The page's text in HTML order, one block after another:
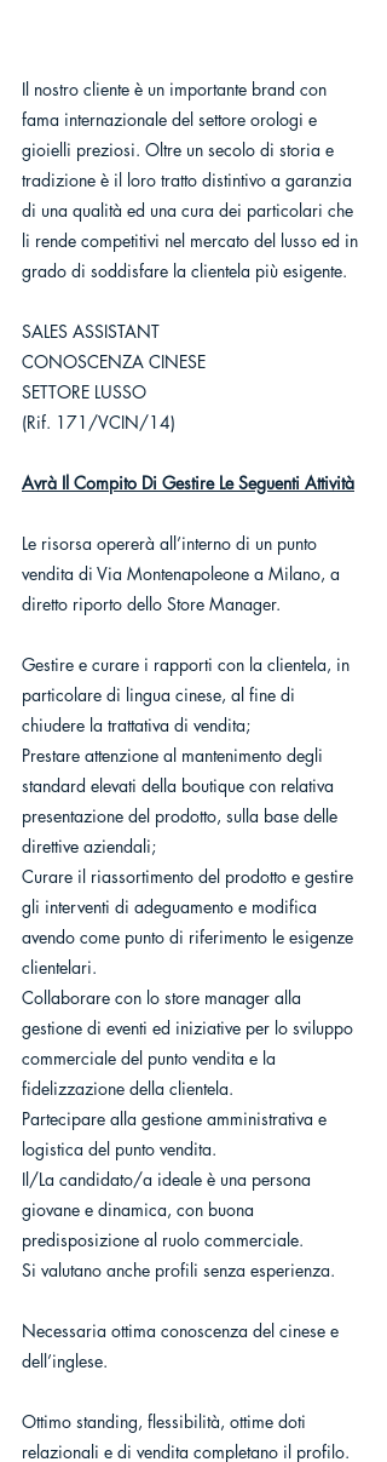
Il nostro cliente è un importante brand con
fama internazionale del settore orologi e
gioielli preziosi. Oltre un secolo di storia e
tradizione è il loro tratto distintivo a garanzia
di una qualità ed una cura dei particolari che
li rende competitivi nel mercato del lusso ed in
grado di soddisfare la clientela più esigente.
SALES ASSISTANT
CONOSCENZA CINESE
SETTORE LUSSO
(Rif. 171/VCIN/14)
Avrà Il Compito Di Gestire Le Seguenti Attività
Le risorsa opererà all’interno di un punto
vendita di Via Montenapoleone a Milano, a
diretto riporto dello Store Manager.
Gestire e curare i rapporti con la clientela, in
particolare di lingua cinese, al fine di
chiudere la trattativa di vendita;
Prestare attenzione al mantenimento degli
standard elevati della boutique con relativa
presentazione del prodotto, sulla base delle
direttive aziendali;
Curare il riassortimento del prodotto e gestire
gli interventi di adeguamento e modifica
avendo come punto di riferimento le esigenze
clientelari.
Collaborare con lo store manager alla
gestione di eventi ed iniziative per lo sviluppo
commerciale del punto vendita e la
fidelizzazione della clientela.
Partecipare alla gestione amministrativa e
logistica del punto vendita.
Il/La candidato/a ideale è una persona
giovane e dinamica, con buona
predisposizione al ruolo commerciale.
Si valutano anche profili senza esperienza.
Necessaria ottima conoscenza del cinese e
dell’inglese.
Ottimo standing, flessibilità, ottime doti
relazionali e di vendita completano il profilo.